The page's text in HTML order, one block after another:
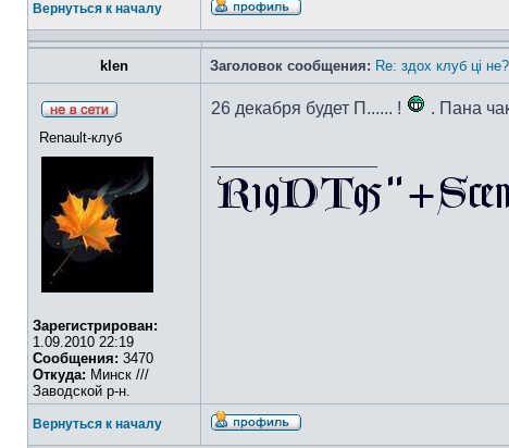
Вернуться к началу
klen Заголовок сообщения: Re: здох клуб ці
Renault-клуб
Зарегистрирован:
1.09.2010 22:19
Сообщения: 3470
Откуда: Минск ///
Заводской р-н.
26 декабря будет П...... ! . Пана
Вернуться к началу